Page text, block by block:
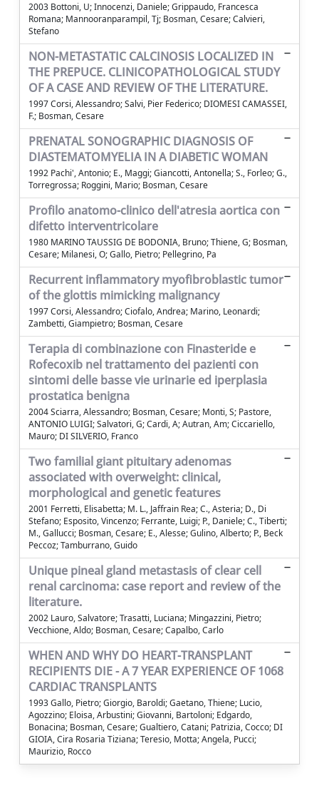
2003 Bottoni, U; Innocenzi, Daniele; Grippaudo, Francesca
Romana; Mannooranparampil, Tj; Bosman, Cesare; Calvieri,
Stefano
NON-METASTATIC CALCINOSIS LOCALIZED IN
THE PREPUCE. CLINICOPATHOLOGICAL STUDY
OF A CASE AND REVIEW OF THE LITERATURE.
1997 Corsi, Alessandro; Salvi, Pier Federico; DIOMESI CAMASSEI,
F.; Bosman, Cesare
PRENATAL SONOGRAPHIC DIAGNOSIS OF
DIASTEMATOMYELIA IN A DIABETIC WOMAN
1992 Pachi', Antonio; E., Maggi; Giancotti, Antonella; S., Forleo; G.,
Torregrossa; Roggini, Mario; Bosman, Cesare
Profilo anatomo-clinico dell'atresia aortica con
difetto interventricolare
1980 MARINO TAUSSIG DE BODONIA, Bruno; Thiene, G; Bosman,
Cesare; Milanesi, O; Gallo, Pietro; Pellegrino, Pa
Recurrent inflammatory myofibroblastic tumor
of the glottis mimicking malignancy
1997 Corsi, Alessandro; Ciofalo, Andrea; Marino, Leonardi;
Zambetti, Giampietro; Bosman, Cesare
Terapia di combinazione con Finasteride e
Rofecoxib nel trattamento dei pazienti con
sintomi delle basse vie urinarie ed iperplasia
prostatica benigna
2004 Sciarra, Alessandro; Bosman, Cesare; Monti, S; Pastore,
ANTONIO LUIGI; Salvatori, G; Cardi, A; Autran, Am; Ciccariello,
Mauro; DI SILVERIO, Franco
Two familial giant pituitary adenomas
associated with overweight: clinical,
morphological and genetic features
2001 Ferretti, Elisabetta; M. L., Jaffrain Rea; C., Asteria; D., Di
Stefano; Esposito, Vincenzo; Ferrante, Luigi; P., Daniele; C., Tiberti;
M., Gallucci; Bosman, Cesare; E., Alesse; Gulino, Alberto; P., Beck
Peccoz; Tamburrano, Guido
Unique pineal gland metastasis of clear cell
renal carcinoma: case report and review of the
literature.
2002 Lauro, Salvatore; Trasatti, Luciana; Mingazzini, Pietro;
Vecchione, Aldo; Bosman, Cesare; Capalbo, Carlo
WHEN AND WHY DO HEART-TRANSPLANT
RECIPIENTS DIE - A 7 YEAR EXPERIENCE OF 1068
CARDIAC TRANSPLANTS
1993 Gallo, Pietro; Giorgio, Baroldi; Gaetano, Thiene; Lucio,
Agozzino; Eloisa, Arbustini; Giovanni, Bartoloni; Edgardo,
Bonacina; Bosman, Cesare; Gualtiero, Catani; Patrizia, Cocco; DI
GIOIA, Cira Rosaria Tiziana; Teresio, Motta; Angela, Pucci;
Maurizio, Rocco